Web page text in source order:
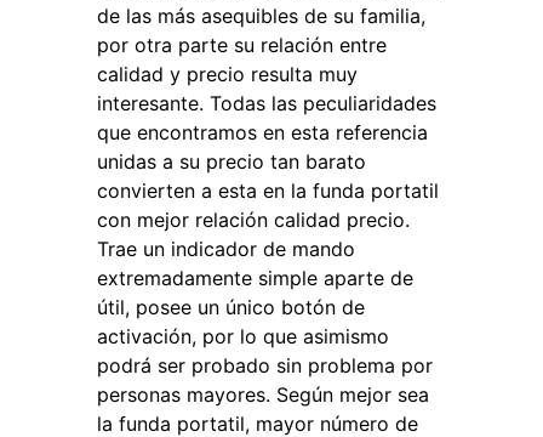
de las más asequibles de su familia,
por otra parte su relación entre
calidad y precio resulta muy
interesante. Todas las peculiaridades
que encontramos en esta referencia
unidas a su precio tan barato
convierten a esta en la funda portatil
con mejor relación calidad precio.
Trae un indicador de mando
extremadamente simple aparte de
útil, posee un único botón de
activación, por lo que asimismo
podrá ser probado sin problema por
personas mayores. Según mejor sea
la funda portatil, mayor número de